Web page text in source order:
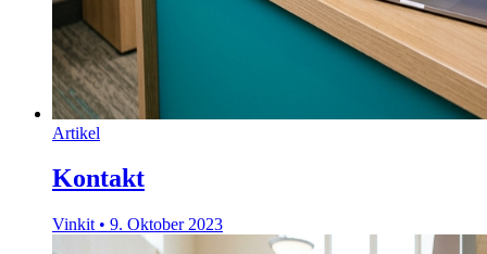
Artikel
Kontakt
Vinkit • 9. Oktober 2023